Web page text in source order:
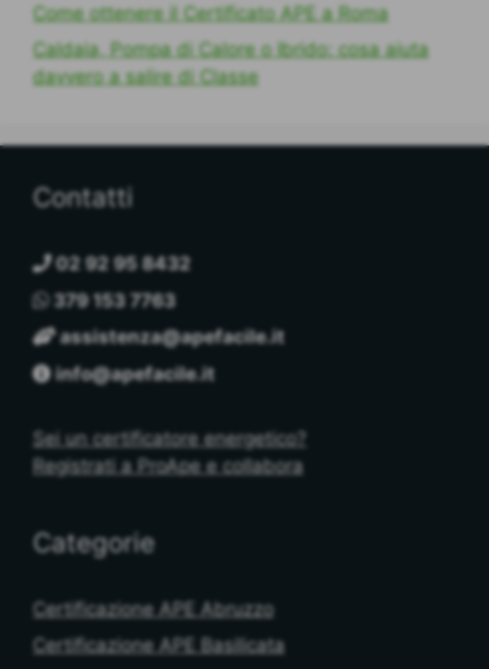
Come ottenere il Certificato APE a Roma
Caldaia, Pompa di Calore o Ibrido: cosa aiuta
davvero a salire di Classe
Contatti
02 92 95 8432
379 153 7763
assistenza@apefacile.it
info@apefacile.it
Sei un certificatore energetico?
Registrati a ProApe e collabora
Categorie
Certificazione APE Abruzzo
Certificazione APE Basilicata